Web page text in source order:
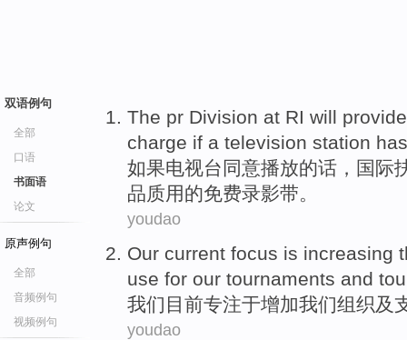
双语例句
全部
口语
书面语
论文
原声例句
全部
音频例句
视频例句
The pr Division at RI will provide
charge if a television station has
如果电视台 同意播放的话，国际
品质用的免费录影带。
youdao
Our current focus is increasing
use for our tournaments and
我们 目前专注于增加我们组织及
youdao